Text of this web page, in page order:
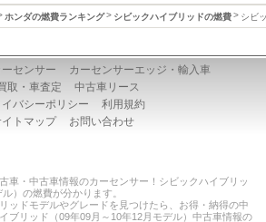
ホンダの燃費ランキング シビックハイブリッドの燃費 シビ
センサー
カーセンサーエッジ・輸入車
取・車査定
中古車リース
イバシーポリシー
利用規約
トマップ
お問い合わせ
車・中古車情報のカーセンサー！シビックハイブリッ
）の燃費が分かります。
ッドモデルやグレードを見つけたら、お得・納得の中
ブリッド（09年09月～10年12月モデル）中古車情報の